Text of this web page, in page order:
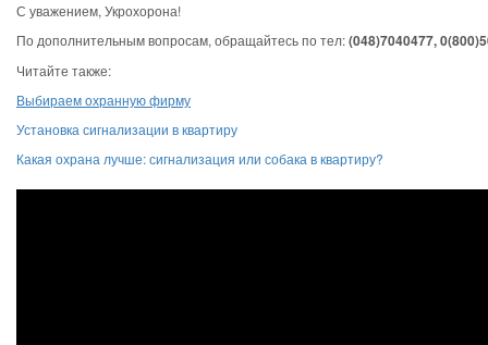
С уважением, Укрохорона!
По дополнительным вопросам, обращайтесь по тел:(048)7040477,
Читайте также:
Выбираем охранную фирму
Установка сигнализации в квартиру
Какая охрана лучше: сигнализация или собака в квартиру?